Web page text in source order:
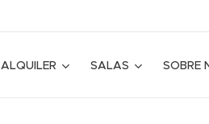
ALQUILER SALAS SOBRE